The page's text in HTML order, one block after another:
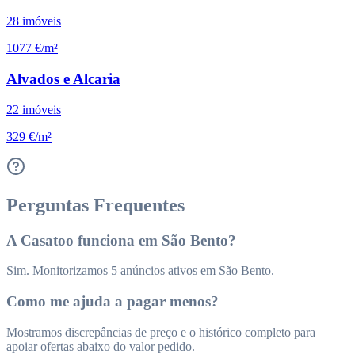
28 imóveis
1077 €/m²
Alvados e Alcaria
22 imóveis
329 €/m²
Perguntas Frequentes
A Casatoo funciona em São Bento?
Sim. Monitorizamos 5 anúncios ativos em São Bento.
Como me ajuda a pagar menos?
Mostramos discrepâncias de preço e o histórico completo para
apoiar ofertas abaixo do valor pedido.